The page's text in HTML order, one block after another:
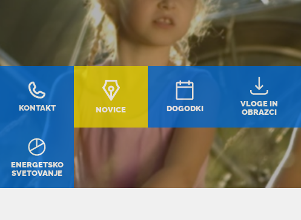
KONTAKT NOVICE DOGODKI
VLOGE IN
OBRAZCI
ENERGETSKO
SVETOVANJE